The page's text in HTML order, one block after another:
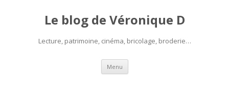
Le blog de Véronique D
Lecture, patrimoine, cinéma, bricolage, broderie…
Menu Aller
contenu